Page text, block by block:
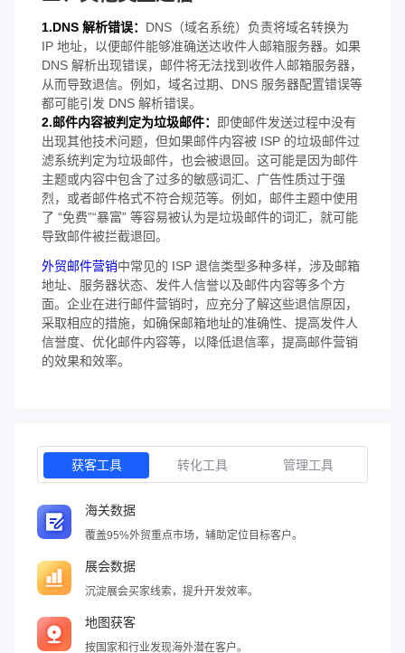
1.DNS 解析错误： DNS（域名系统）负责将域名转换为
IP 地址，以便邮件能够准确送达收件人邮箱服务器。如果
DNS 解析出现错误，邮件将无法找到收件人邮箱服务器，
从而导致退信。例如，域名过期、DNS 服务器配置错误等
都可能引发 DNS 解析错误。
2.邮件内容被判定为垃圾邮件： 即使邮件发送过程中没有
出现其他技术问题，但如果邮件内容被 ISP 的垃圾邮件过
滤系统判定为垃圾邮件，也会被退回。这可能是因为邮件
主题或内容中包含了过多的敏感词汇、广告性质过于强
烈，或者邮件格式不符合规范等。例如，邮件主题中使用
了 “免费”“暴富” 等容易被认为是垃圾邮件的词汇，就可能
导致邮件被拦截退回。
外贸邮件营销中常见的 ISP 退信类型多种多样，涉及邮箱
地址、服务器状态、发件人信誉以及邮件内容等多个方
面。企业在进行邮件营销时，应充分了解这些退信原因，
采取相应的措施，如确保邮箱地址的准确性、提高发件人
信誉度、优化邮件内容等，以降低退信率，提高邮件营销
的效果和效率。
获客工具 转化工具 管理工具
海关数据
覆盖95%外贸重点市场，辅助定位目标客户。
展会数据
沉淀展会买家线索，提升开发效率。
地图获客
按国家和行业发现海外潜在客户。